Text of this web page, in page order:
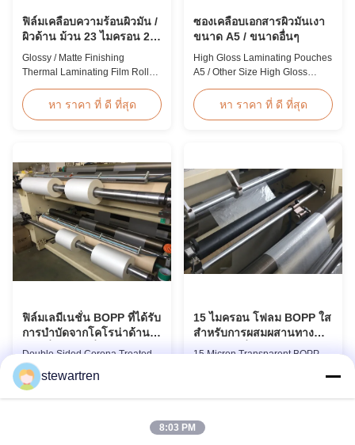
ฟิล์มเคลือบความร้อนผิวมัน /
ผิวด้าน ม้วน 23 ไมครอน 25
ไมครอน
Glossy / Matte Finishing
Thermal Laminating Film Roll
Thermal Laminating Film Roll
Thermal Laminating Film Roll is
machines. Available in two
finishings: Glossy (also called
Bright ...
หา ราคา ที่ ดี ที่สุด
ซองเคลือบเอกสารผิวมันเงา
ขนาด A5 / ขนาดอื่นๆ
High Gloss Laminating Pouches
A5 / Other Size High Gloss
Film PET+ EVA, Size
A2/A3/A4/A5/A6/A7/A8/B4/B5
2.4mil | 240gauge 54mm *
86mm | 2.13" * 3.39" Credit Card
100pcs/box 75micron | 3.0mil |
...
หา ราคา ที่ ดี ที่สุด
ฟิล์มเลมีเนชั่น BOPP ที่ได้รับ
การบําบัดจากโคโรน่าด้าน
สองเพื่อเลมีเนชั่นเรียบ
Double Sided Corona Treated
BOPP Lamination Film For
Smooth Lamination Product
Overview Our Thermal
หา ราคา ที่ ดี ที่สุด
15 ไมครอน โฟลม BOPP ใส
สําหรับการผสมผสานทาง
ความร้อนที่ดี
15 Micron Transparent BOPP
This highly transparent Thermal
preserve the original color and
หา ราคา ที่ ดี ที่สุด
stewartren
8:03 PM